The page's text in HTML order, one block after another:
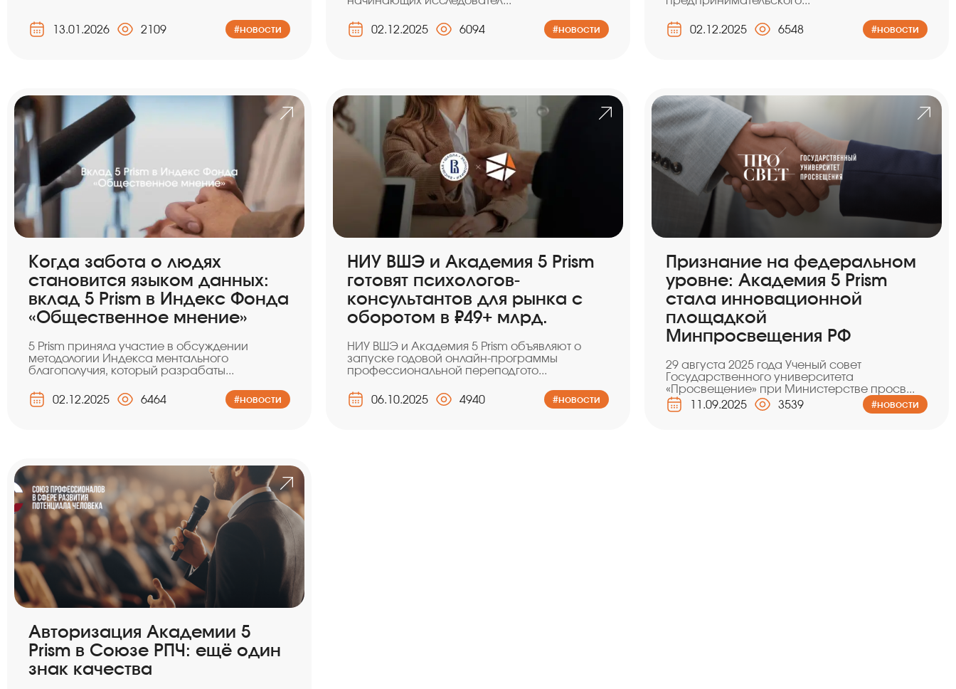
13.01.2026 2109 #новости 02.12.2025 6094 #новости 02.12.2025 6548 #новости
Когда забота о людях
становится языком данных:
вклад 5 Prism в Индекс Фонда
«Общественное мнение»
5 Prism приняла участие в обсуждении
методологии Индекса ментального
благополучия, который разрабаты...
02.12.2025 6464 #новости
НИУ ВШЭ и Академия 5 Prism
готовят психологов-
консультантов для рынка с
оборотом в ₽49+ млрд.
НИУ ВШЭ и Академия 5 Prism объявляют о
запуске годовой онлайн-программы
профессиональной переподгото...
06.10.2025 4940 #новости
Признание на федеральном
уровне: Академия 5 Prism
стала инновационной
площадкой
Минпросвещения РФ
29 августа 2025 года Ученый совет
Государственного университета
«Просвещение» при Министерстве просв...
11.09.2025
3539 #новости
Авторизация Академии 5
Prism в Союзе РПЧ: ещё один
знак качества